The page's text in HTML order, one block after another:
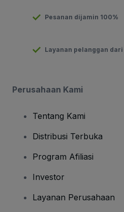
Pesanan dijamin 100%
Layanan pelanggan
Perusahaan Kami
Tentang Kami
Distribusi Terbuka
Program Afiliasi
Investor
Layanan Perusahaan